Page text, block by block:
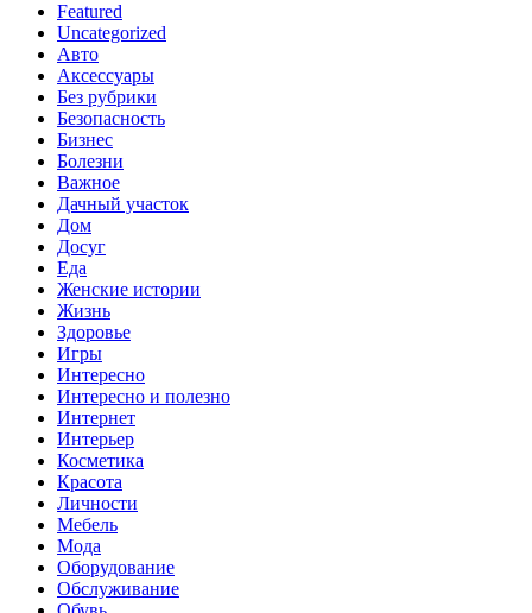
Featured
Uncategorized
Авто
Аксессуары
Без рубрики
Безопасность
Бизнес
Болезни
Важное
Дачный участок
Дом
Досуг
Еда
Женские истории
Жизнь
Здоровье
Игры
Интересно
Интересно и полезно
Интернет
Интерьер
Косметика
Красота
Личности
Мебель
Мода
Оборудование
Обслуживание